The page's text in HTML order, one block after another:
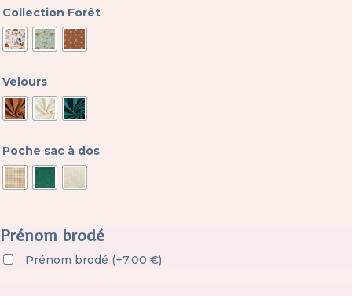
Collection Forêt
Velours
Poche sac à dos
Prénom brodé
Prénom brodé (+7,00 €)